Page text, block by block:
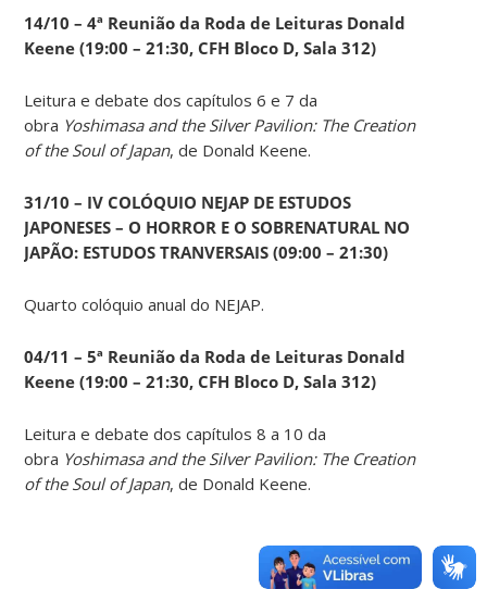
14/10 – 4ª Reunião da Roda de Leituras Donald
Keene (19:00 – 21:30, CFH Bloco D, Sala 312)
Leitura e debate dos capítulos 6 e 7 da
obra Yoshimasa and the Silver Pavilion: The Creation
of the Soul of Japan, de Donald Keene.
31/10 – IV COLÓQUIO NEJAP DE ESTUDOS
JAPONESES – O HORROR E O SOBRENATURAL NO
JAPÃO: ESTUDOS TRANVERSAIS (09:00 – 21:30)
Quarto colóquio anual do NEJAP.
04/11 – 5ª Reunião da Roda de Leituras Donald
Keene (19:00 – 21:30, CFH Bloco D, Sala 312)
Leitura e debate dos capítulos 8 a 10 da
obra Yoshimasa and the Silver Pavilion: The Creation
of the Soul of Japan, de Donald Keene.